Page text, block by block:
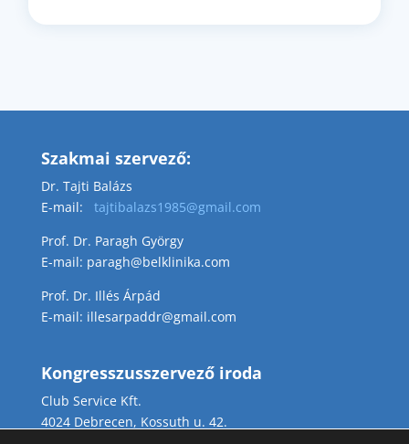
Szakmai szervező:
Dr. Tajti Balázs
E-mail:
tajtibalazs1985@gmail.com
Prof. Dr. Paragh György
E-mail: paragh@belklinika.com
Prof. Dr. Illés Árpád
E-mail: illesarpaddr@gmail.com
Kongresszusszervező iroda
Club Service Kft.
4024 Debrecen, Kossuth u. 42.